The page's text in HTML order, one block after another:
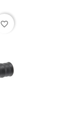
favorite_border